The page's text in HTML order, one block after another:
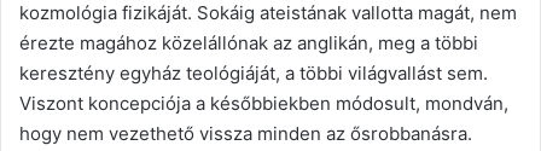
kozmológia fizikáját. Sokáig ateistának vallotta magát, nem
érezte magához közelállónak az anglikán, meg a többi
keresztény egyház teológiáját, a többi világvallást sem.
Viszont koncepciója a későbbiekben módosult, mondván,
hogy nem vezethető vissza minden az ősrobbanásra.